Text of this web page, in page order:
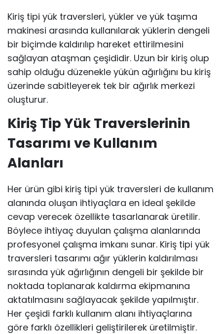
Kiriş tipi yük traversleri, yükler ve yük taşıma
makinesi arasında kullanılarak yüklerin dengeli
bir biçimde kaldırılıp hareket ettirilmesini
sağlayan ataşman çeşididir. Uzun bir kiriş olup
sahip olduğu düzenekle yükün ağırlığını bu kiriş
üzerinde sabitleyerek tek bir ağırlık merkezi
oluşturur.
Kiriş Tip Yük Traverslerinin
Tasarımı ve Kullanım
Alanları
Her ürün gibi kiriş tipi yük traversleri de kullanım
alanında oluşan ihtiyaçlara en ideal şekilde
cevap verecek özellikte tasarlanarak üretilir.
Böylece ihtiyaç duyulan çalışma alanlarında
profesyonel çalışma imkanı sunar. Kiriş tipi yük
traversleri tasarımı ağır yüklerin kaldırılması
sırasında yük ağırlığının dengeli bir şekilde bir
noktada toplanarak kaldırma ekipmanına
aktatılmasını sağlayacak şekilde yapılmıştır.
Her çeşidi farklı kullanım alanı ihtiyaçlarına
göre farklı özellikleri geliştirilerek üretilmiştir.